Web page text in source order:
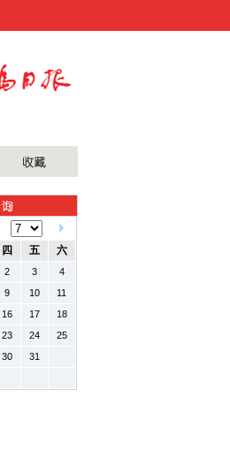
四 五 六
2 3
4
9 10
11
16 17
18
23 24
25
30 31